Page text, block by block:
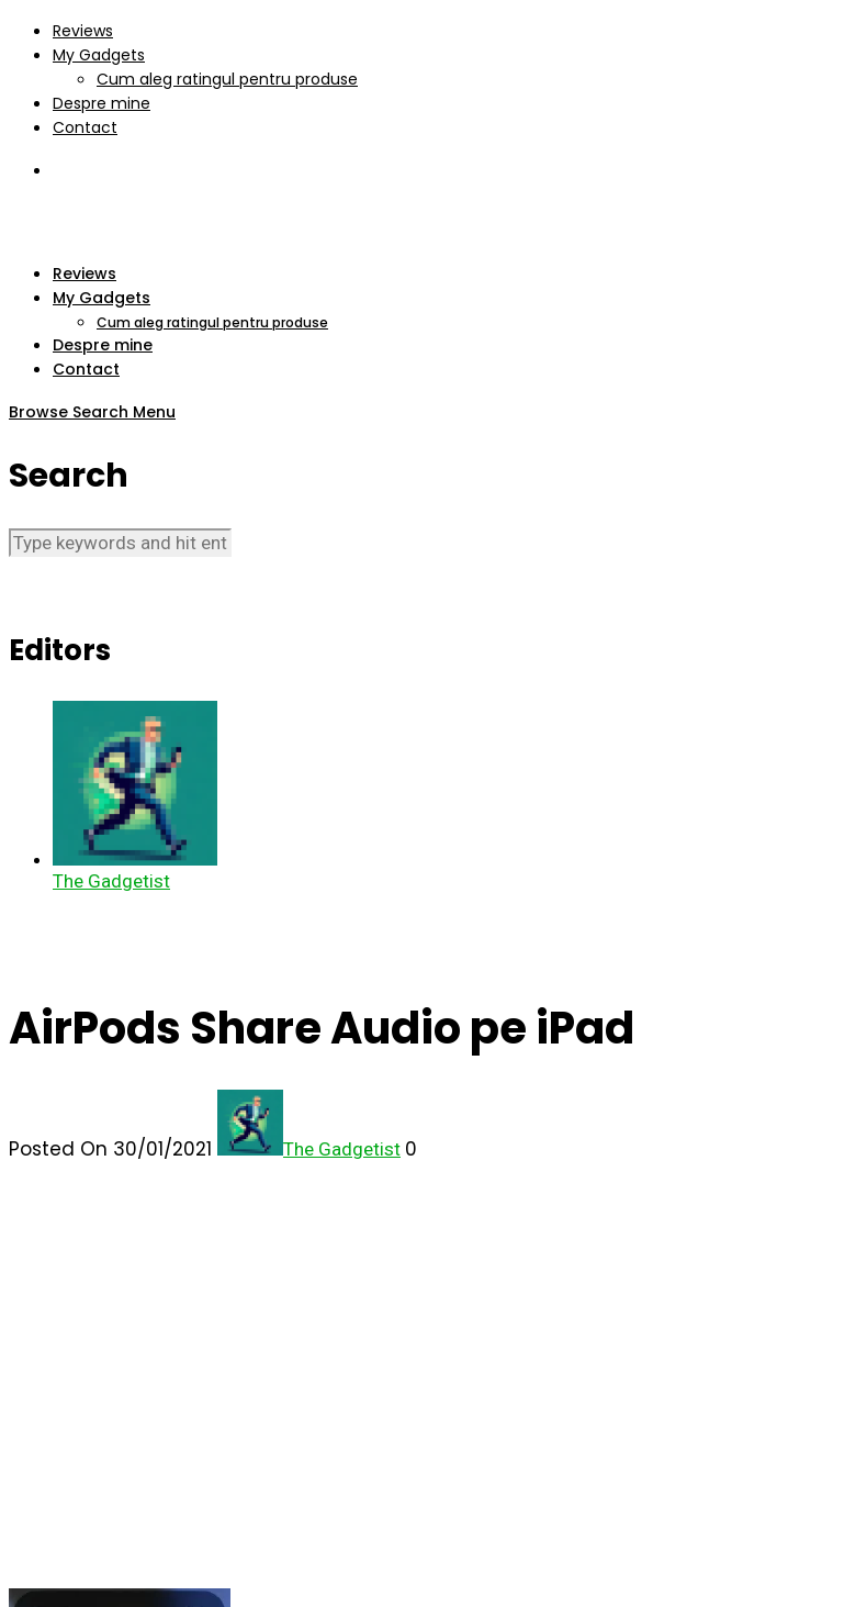
Reviews
My Gadgets
Cum aleg ratingul pentru produse
Despre mine
Contact
Reviews
My Gadgets
Cum aleg ratingul pentru produse
Despre mine
Contact
Browse Search Menu
Search
Editors
The Gadgetist
AirPods Share Audio pe iPad
Posted On 30/01/2021 The Gadgetist 0